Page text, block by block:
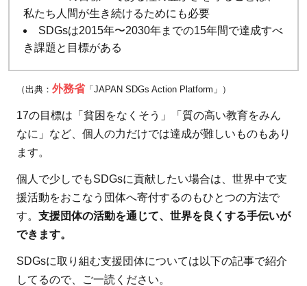
知ると
ころか
ら始め
よう
私たち人間が生き続けるためにも必要
SDGsは2015年〜2030年までの15年間で達成すべ
き課題と目標がある
（出典： 外務省「JAPAN SDGs Action Platform」）
17の目標は「貧困をなくそう」「質の高い教育をみん
なに」など、個人の力だけでは達成が難しいものもあり
ます。
個人で少しでもSDGsに貢献したい場合は、世界中で支
援活動をおこなう団体へ寄付するのもひとつの方法で
す。 支援団体の活動を通じて、世界を良くする手伝いが
できます。
SDGsに取り組む支援団体については以下の記事で紹介
してるので、ご一読ください。